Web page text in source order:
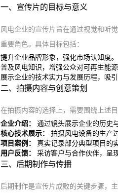
一、宣传片的目标与意义
风电企业的宣传片旨在通过视觉和听
重要角色。具体目标包括：
提升企业品牌形象，强化市场认知度。
普及风电知识，增强公众对可再生能源
展示企业的技术实力与发展历程，吸
二、拍摄内容与创意策划
在拍摄内容的选择上，需要围绕上述
企业介绍： 通过镜头展示企业的历史
核心技术展示： 拍摄风电设备的生产
项目案例： 真实记录部分典型项目的
用户反馈： 采访客户与合作伙伴，呈
三、后期制作与传播
后期制作是宣传片成败的关键步骤，主